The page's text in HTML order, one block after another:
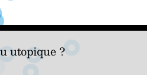
utopique ?